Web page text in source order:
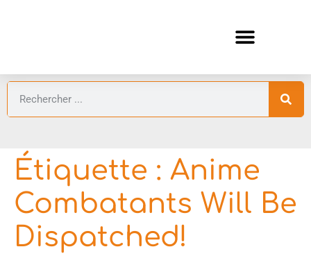
Étiquette : Anime
Combatants Will Be
Dispatched!